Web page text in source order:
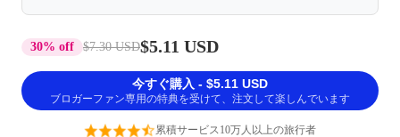
30% off $7.30 USD$5.11 USD
今すぐ購入 - $5.11 USD
ブロガーファン専用の特典を受けて、注文して楽しんでいます
累積サービス10万人以上の旅行者